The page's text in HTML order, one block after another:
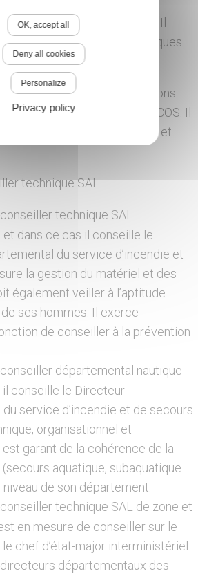
autonome léger (SAL). Il
de plongées et les techniques
SAL. Il dirige les opérations
technique sous l’autorité du COS. Il
les formations PLG 1 et
technique SAL.
technique SAL
dans ce cas il conseille le
du service d’incendie et
la gestion du matériel et des
également veiller à l’aptitude
ses hommes. Il exerce
de conseiller à la prévention
départemental nautique
conseille le Directeur
service d’incendie et de secours
organisationnel et
garant de la cohérence de la
aquatique, subaquatique
de son département.
technique SAL de zone et
en mesure de conseiller sur le
chef d’état-major interministériel
départementaux des
OK, accept all
Deny all cookies
Personalize
Privacy policy